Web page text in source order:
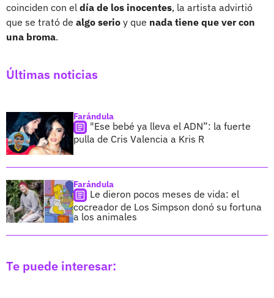
coinciden con el día de los inocentes, la artista advirtió
que se trató de algo serio y que nada tiene que ver con
una broma.
Últimas noticias
Farándula
"Ese bebé ya lleva el ADN”: la fuerte
pulla de Cris Valencia a Kris R
Farándula
Le dieron pocos meses de vida: el
cocreador de Los Simpson donó su fortuna
a los animales
Te puede interesar: